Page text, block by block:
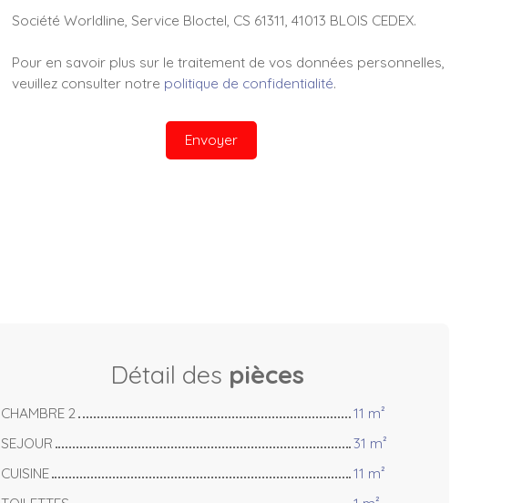
Société Worldline, Service Bloctel, CS 61311, 41013 BLOIS CEDEX.
Pour en savoir plus sur le traitement de vos données personnelles,
veuillez consulter notre politique de confidentialité.
Envoyer
Détail des pièces
CHAMBRE 2
11 m²
SEJOUR
31 m²
CUISINE
11 m²